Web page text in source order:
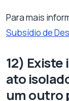
Para mais
Subsídio de
12) Existe
ato
um outro